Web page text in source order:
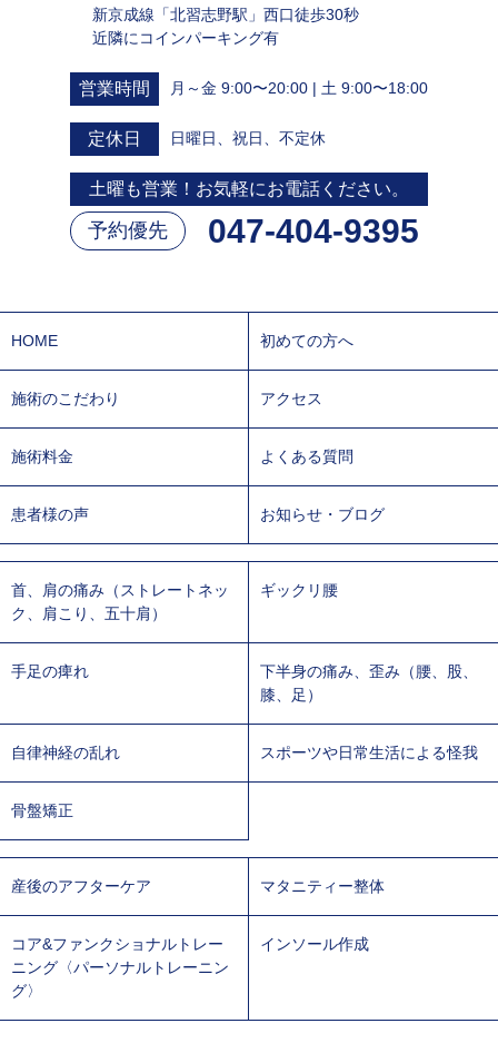
新京成線「北習志野駅」西口徒歩30秒
近隣にコインパーキング有
営業時間 月～金 9:00〜20:00 | 土 9:00〜18:00
定休日 日曜日、祝日、不定休
土曜も営業！お気軽にお電話ください。
予約優先 047-404-9395
HOME 初めての方へ
施術のこだわり アクセス
施術料金 よくある質問
患者様の声 お知らせ・ブログ
首、肩の痛み（ストレートネッ
ク、肩こり、五十肩）
ギックリ腰
手足の痺れ
下半身の痛み、歪み（腰、股、
膝、足）
自律神経の乱れ スポーツや日常生活による怪我
骨盤矯正
産後のアフターケア マタニティー整体
コア&ファンクショナルトレー
ニング〈パーソナルトレーニン
グ〉
インソール作成